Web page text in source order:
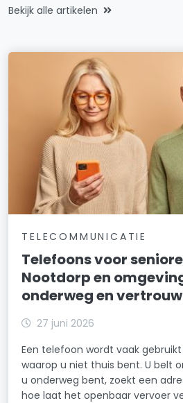
Bekijk alle artikelen
TELECOMMUNICATIE
Telefoons voor
Nootdorp en
onderweg en
27 juni 2026
Een telefoon wordt vaak
waarop u niet thuis bent. U belt
u onderweg bent, zoekt een
hoe laat het openbaar vervoer